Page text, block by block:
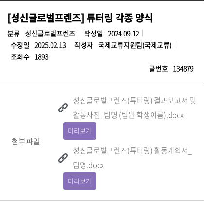
[성신글로벌프렌즈] 튜터링 각종 양식
분류 성신글로벌프렌즈 작성일 2024.09.12
수정일 2025.02.13 작성자 국제교류지원팀(국제교류)
조회수 1893
글번호 134879
첨부파일
성신글로벌프렌즈(튜터링) 결과보고서 및
활동사진_팀명 (팀원 학생이름).docx
미리보기
성신글로벌프렌즈(튜터링) 활동계획서_
팀명.docx
미리보기